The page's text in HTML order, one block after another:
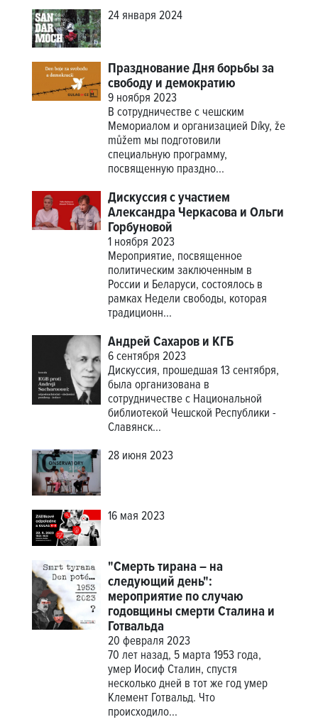
24 января 2024
Празднование Дня борьбы за
свободу и демократию
9 ноября 2023
В сотрудничестве с чешским
Мемориалом и организацией Díky, že
můžem мы подготовили
специальную программу,
посвященную праздно...
Дискуссия с участием
Александра Черкасова и Ольги
Горбуновой
1 ноября 2023
Мероприятие, посвященное
политическим заключенным в
России и Беларуси, состоялось в
рамках Недели свободы, которая
традиционн...
Андрей Сахаров и КГБ
6 сентября 2023
Дискуссия, прошедшая 13 сентября,
была организована в
сотрудничестве с Национальной
библиотекой Чешской Республики -
Славянск...
28 июня 2023
16 мая 2023
"Смерть тирана – на
следующий день":
мероприятие по случаю
годовщины смерти Сталина и
Готвальда
20 февраля 2023
70 лет назад, 5 марта 1953 года,
умер Иосиф Сталин, спустя
несколько дней в тот же год умер
Клемент Готвальд. Что
происходило...